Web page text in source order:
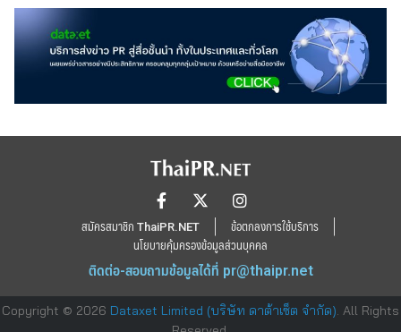
สมัครสมาชิก ThaiPR.NET
ข้อตกลงการใช้บริการ
นโยบายคุ้มครองข้อมูลส่วนบุคคล
ติดต่อ-สอบถามข้อมูลได้ที่ pr@thaipr.net
Copyright © 2026 Dataxet Limited (บริษัท ดาต้าเซ็ต จำกัด). All Rights